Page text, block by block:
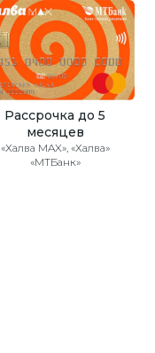
Рассрочка до 5
месяцев
«Халва MAX», «Халва»
«МТБанк»